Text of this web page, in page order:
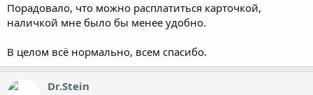
Порадовало, что можно расплатиться карточкой,
наличкой мне было бы менее удобно.
В целом всё нормально, всем спасибо.
Dr.Stein